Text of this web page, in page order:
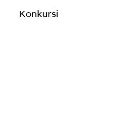
Konkursi